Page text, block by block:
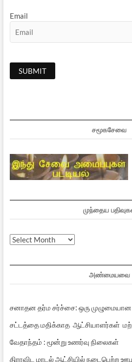
Email
சமூகசேவை
முந்தைய
முந்தைய
அண்மையவை
சனாதன தர்ம சர்ச்சை: ஒரு
சட்டத்தை மதிக்காத ஆட்சியாளர்கள்
வேதாந்தம் : மூன்று உணர்வு நிலைகள்
திராவிட மாடல் ஆட்சியில் நடைபெற்ற